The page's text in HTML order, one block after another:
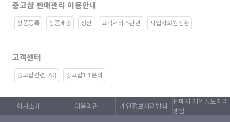
중고샵 판매관리 이용안내
상품등록 상품배송 정산 고객서비스관련 사업자회원전환
고객센터
중고샵관련FAQ 중고샵1:1문의
회사소개 이용약관 개인정보처리방침
판매자 개인정보처리
방침